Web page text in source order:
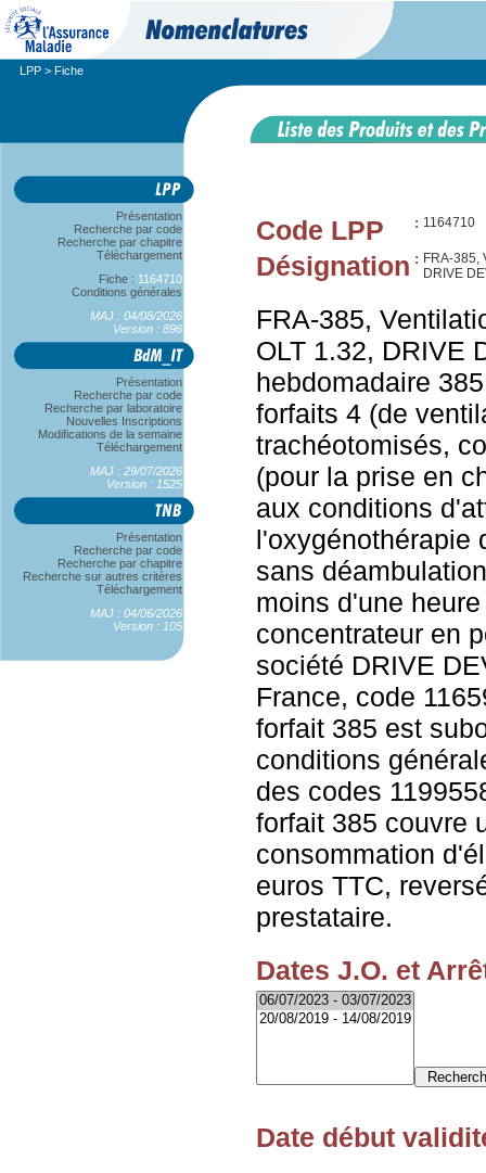
LPP > Fiche
Présentation
Recherche par code
Recherche par chapitre
Téléchargement
Fiche : 1164710
Conditions générales
MAJ : 04/08/2026
Version : 896
Présentation
Recherche par code
Recherche par laboratoire
Nouvelles Inscriptions
Modifications de la semaine
Téléchargement
MAJ : 29/07/2026
Version : 1525
Présentation
Recherche par code
Recherche par chapitre
Recherche sur autres critères
Téléchargement
MAJ : 04/06/2026
Version : 105
Code LPP : 1164710
Désignation : FRA-385,
DRIVE
FRA-385,
OLT 1.32, DRIVE
hebdomadaire
forfaits 4 (de
trachéotomisés,
(pour la prise en
aux conditions
l'oxygénothérapie
sans
moins d'une
concentrateur en
société DRIVE
France, code
forfait 385 est
conditions
des codes
forfait 385 couvre
consommation
euros TTC,
prestataire.
Dates J.O. et
Date début